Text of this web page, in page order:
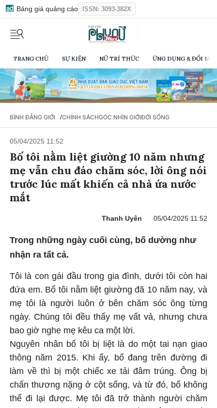
Bảng giá quảng cáo ISSN: 3093-382X
TRANG CHỦ SỰ KIỆN NỮ TRÍ THỨC ỨNG DỤNG & ĐỔI
BÌNH ĐẲNG GIỚI /CHÍNH SÁCHGÓC NHÌN GIỚIĐỜI SỐNG
05/04/2025 11:52
Bố tôi nằm liệt giường 10 năm nhưng
mẹ vẫn chu đáo chăm sóc, lời ông nói
trước lúc mất khiến cả nhà ứa nước
mắt
Thanh Uyên 05/04/2025 11:52
Trong những ngày cuối cùng, bố dường như
nhận ra tất cả.
Tôi là con gái đầu trong gia đình, dưới tôi còn hai
đứa em. Bố tôi nằm liệt giường đã 10 năm nay, và
mẹ tôi là người luôn ở bên chăm sóc ông từng
ngày. Chúng tôi đều thấy mẹ vất vả, nhưng chưa
bao giờ nghe mẹ kêu ca một lời.
Nguyên nhân bố tôi bị liệt là do một tai nạn giao
thông năm 2015. Khi ấy, bố đang trên đường đi
làm về thì bị một chiếc xe tải đâm trúng. Ông bị
chấn thương nặng ở cột sống, và từ đó, bố không
thể đi lại được. Mẹ tôi đã trở thành người chăm